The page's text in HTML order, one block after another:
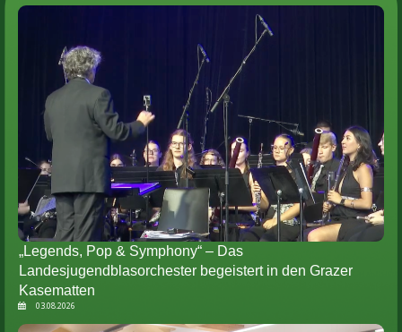
„Legends, Pop & Symphony“ – Das
Landesjugendblasorchester begeistert in den Grazer
Kasematten
03.08.2026